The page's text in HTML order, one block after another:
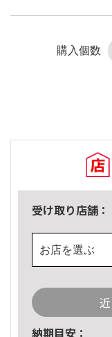
購入個数
受け取り店舗：
お店を選ぶ
納期目安：